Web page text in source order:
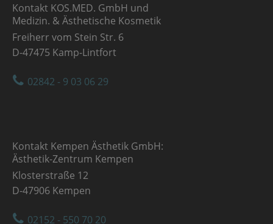
Kontakt KOS.MED. GmbH und
Medizin. & Ästhetische Kosmetik
Freiherr vom Stein Str. 6
D-47475 Kamp-Lintfort
02842 - 9 03 06 29
Kontakt Kempen Ästhetik GmbH:
Ästhetik-Zentrum Kempen
Klosterstraße 12
D-47906 Kempen
02152 - 550 70 20